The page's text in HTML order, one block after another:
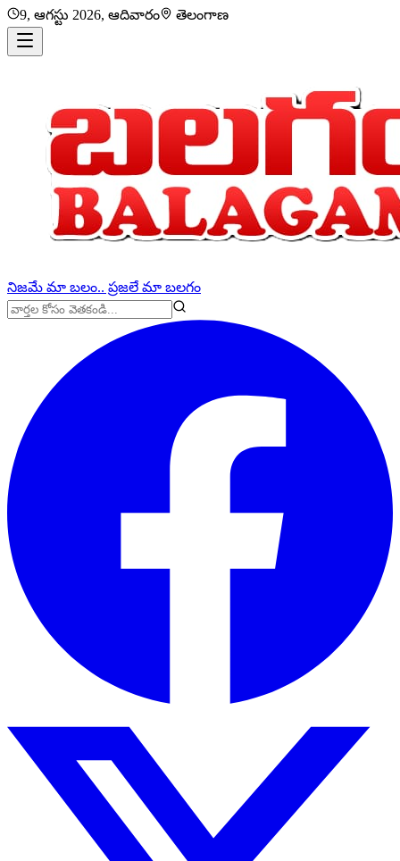
9, ఆగస్టు 2026, ఆదివారం తెలంగాణ
నిజమే మా బలం.. ప్రజలే మా బలగం